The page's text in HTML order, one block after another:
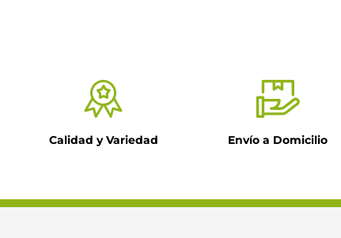
Calidad y Variedad Envío a Domicilio